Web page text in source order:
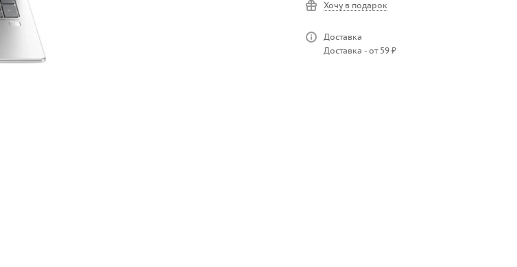
Хочу в подарок
Доставка
Доставка - от 59 ₽